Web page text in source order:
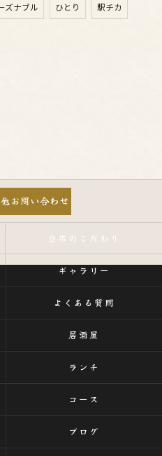
ズナブル ひとり 駅チカ
お問い合わせ
当店のこだわり
ギャラリー
よくある質問
居酒屋
ランチ
コース
ブログ